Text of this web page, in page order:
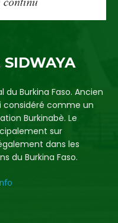
SIDWAYA
Burkina Faso. Ancien
considéré comme un
Burkinabè. Le
sur
dans les
du Burkina Faso.